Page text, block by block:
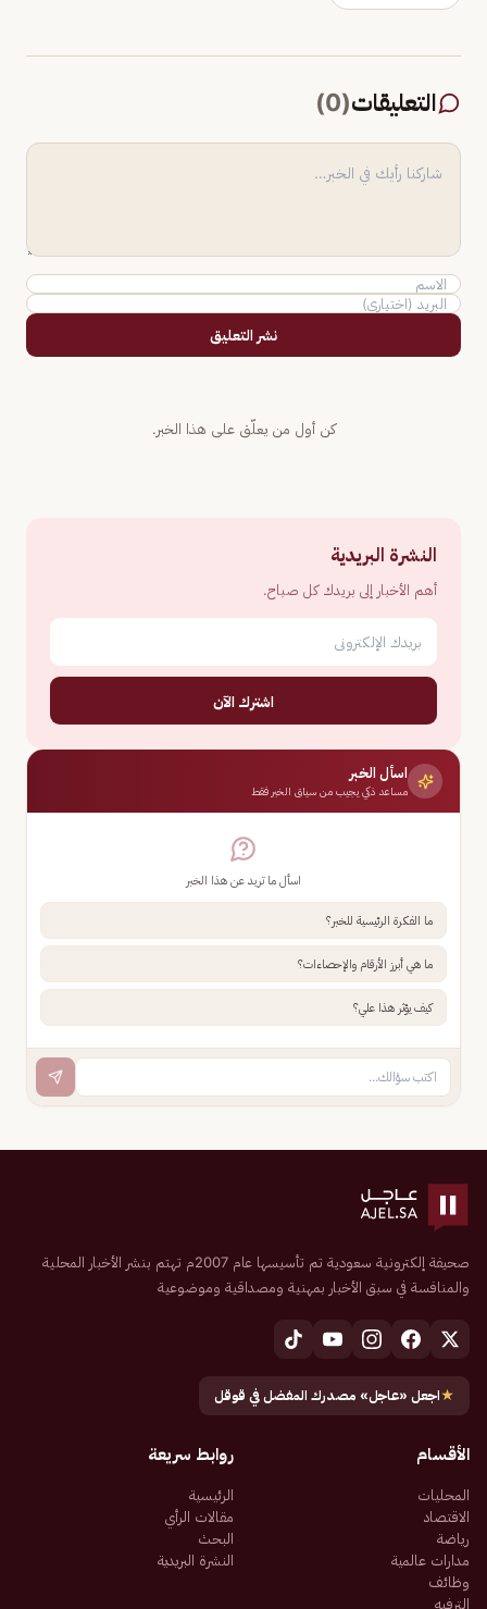
التعليقات(
0
)
نشر التعليق
كن أول من يعلّق على هذا الخبر.
النشرة البريدية
أهم الأخبار إلى بريدك كل صباح.
اشترك الآن
اسأل الخبر
مساعد ذكي يجيب من سياق الخبر فقط
اسأل ما تريد عن هذا الخبر
ما الفكرة الرئيسية للخبر؟
ما هي أبرز الأرقام والإحصاءات؟
كيف يؤثر هذا علي؟
صحيفة إلكترونية سعودية تم تأسيسها عام 2007م تهتم بنشر الأخبار المحلية
والمنافسة في سبق الأخبار بمهنية ومصداقية وموضوعية
★اجعل «عاجل» مصدرك المفضل في قوقل
الأقسام
المحليات
الاقتصاد
رياضة
مدارات عالمية
وظائف
الترفيه
روابط سريعة
الرئيسية
مقالات الرأي
البحث
النشرة البريدية